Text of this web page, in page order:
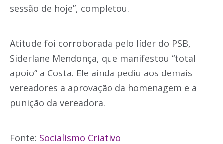
sessão de hoje”, completou.
Atitude foi corroborada pelo líder do PSB,
Siderlane Mendonça, que manifestou “total
apoio” a Costa. Ele ainda pediu aos demais
vereadores a aprovação da homenagem e a
punição da vereadora.
Fonte: Socialismo Criativo